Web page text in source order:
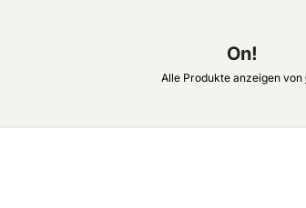
On!
Alle Produkte anzeigen von